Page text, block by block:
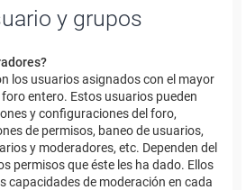
y grupos
los usuarios asignados con el mayor
entero. Estos usuarios pueden
y configuraciones del foro,
de permisos, baneo de usuarios,
y moderadores, etc. Dependen del
permisos que éste les ha dado. Ellos
capacidades de moderación en cada